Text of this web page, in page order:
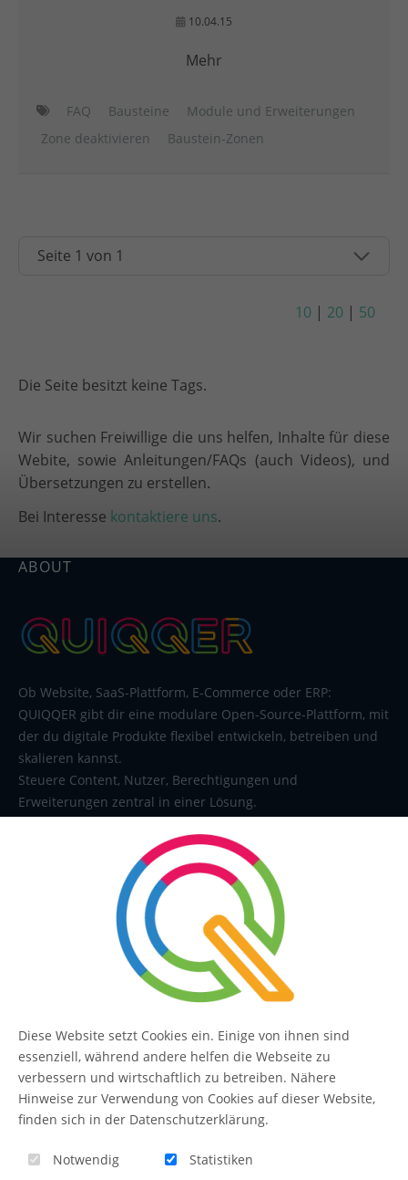
10.04.15
Mehr
FAQ Bausteine
Module und Erweiterungen
Zone deaktivieren
Baustein-Zonen
10 | 20 | 50
Die Seite besitzt keine Tags.
Wir suchen Freiwillige die uns helfen, Inhalte für diese
Webite, sowie Anleitungen/FAQs (auch Videos), und
Übersetzungen zu erstellen.
Bei Interesse kontaktiere uns.
ABOUT
Ob Website, SaaS-Plattform, E-Commerce oder ERP:
QUIQQER gibt dir eine modulare Open-Source-Plattform, mit
der du digitale Produkte flexibel entwickeln, betreiben und
skalieren kannst.
Steuere Content, Nutzer, Berechtigungen und
Erweiterungen zentral in einer Lösung.
QUIQQER
Blog
Themen-Übersicht
Diese Website setzt Cookies ein. Einige von ihnen sind
essenziell, während andere helfen die Webseite zu
verbessern und wirtschaftlich zu betreiben. Nähere
Hinweise zur Verwendung von Cookies auf dieser Website,
finden sich in der Datenschutzerklärung.
Notwendig Statistiken